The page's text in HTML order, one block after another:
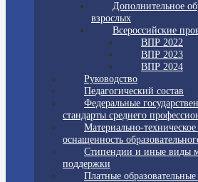
Дополнительное
взрослых
Всероссийские
ВПР 2022
ВПР 2023
ВПР 2024
Руководство
Педагогический состав
Федеральные
стандарты среднего
Материально-
оснащенность
Стипендии и иные виды
поддержки
Платные образовательные